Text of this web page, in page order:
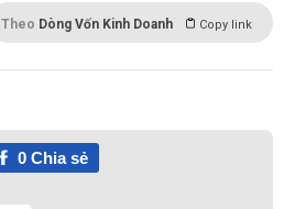
Theo Dòng Vốn Kinh Doanh Copy link
0Chia sẻ